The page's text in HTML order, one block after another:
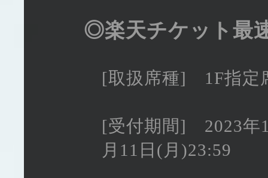
◎楽天チケット
[取扱席種] 1F指定
[受付期間] 2023年
月11日(月)23:59